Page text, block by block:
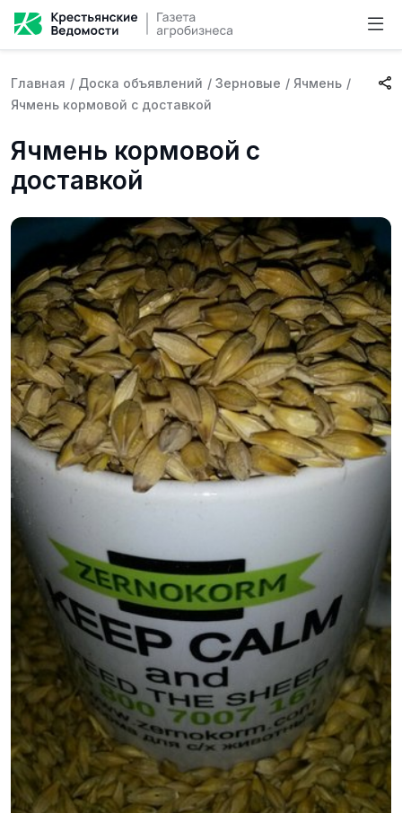
Главная / Доска объявлений / Зерновые / Ячмень /
Ячмень кормовой с доставкой
Ячмень кормовой с
доставкой